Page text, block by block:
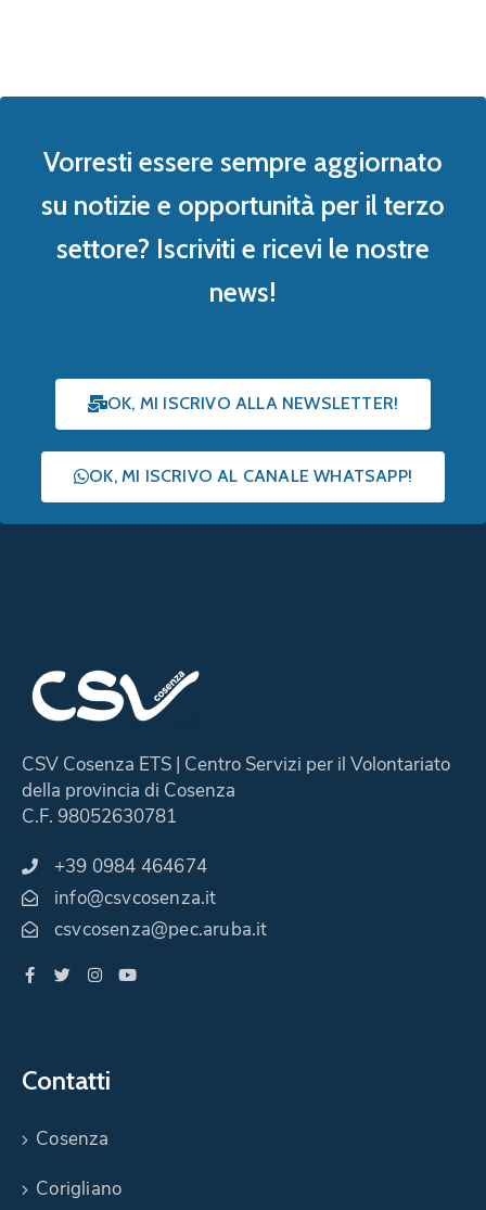
Vorresti essere sempre aggiornato
su notizie e opportunità per il terzo
settore? Iscriviti e ricevi le nostre
news!
OK, MI ISCRIVO ALLA NEWSLETTER!
OK, MI ISCRIVO AL CANALE WHATSAPP!
CSV Cosenza ETS | Centro Servizi per il Volontariato
della provincia di Cosenza
C.F. 98052630781
+39 0984 464674
info@csvcosenza.it
csvcosenza@pec.aruba.it
Contatti
Cosenza
Corigliano